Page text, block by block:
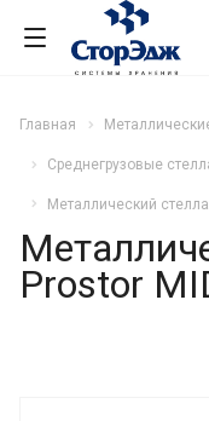
Главная
Среднегрузовые
Металлический
Prostor